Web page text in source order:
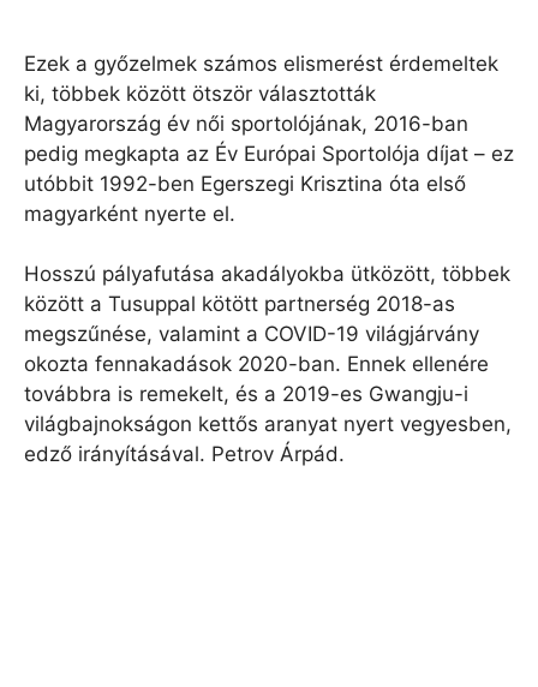
Ezek a győzelmek számos elismerést érdemeltek
ki, többek között ötször választották
Magyarország év női sportolójának, 2016-ban
pedig megkapta az Év Európai Sportolója díjat – ez
utóbbit 1992-ben Egerszegi Krisztina óta első
magyarként nyerte el.
Hosszú pályafutása akadályokba ütközött, többek
között a Tusuppal kötött partnerség 2018-as
megszűnése, valamint a COVID-19 világjárvány
okozta fennakadások 2020-ban. Ennek ellenére
továbbra is remekelt, és a 2019-es Gwangju-i
világbajnokságon kettős aranyat nyert vegyesben,
edző irányításával. Petrov Árpád.